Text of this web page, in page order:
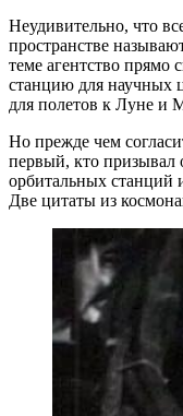
Неудивительно, что
пространстве
теме агентство прямо
станцию для научных
для полетов к Луне и
Но прежде чем
первый, кто призывал
орбитальных станций
Две цитаты из